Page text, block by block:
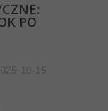
PO
10-15